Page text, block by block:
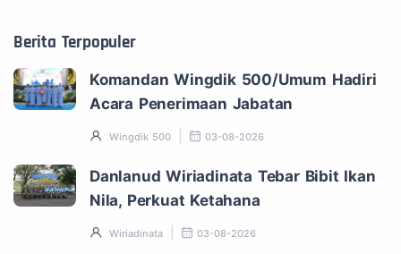
Berita Terpopuler
Komandan Wingdik 500/Umum Hadiri
Acara Penerimaan Jabatan
Wingdik 500 03-08-2026
Danlanud Wiriadinata Tebar Bibit Ikan
Nila, Perkuat Ketahana
Wiriadinata 03-08-2026